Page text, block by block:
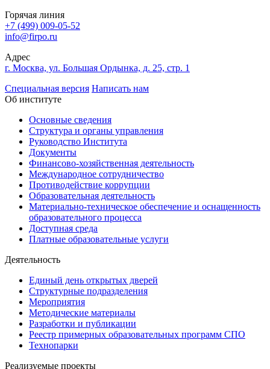
Горячая линия
+7 (499) 009-05-52
info@firpo.ru
Адрес
г. Москва, ул. Большая Ордынка, д. 25, стр. 1
Специальная версия Написать нам
Об институте
Основные сведения
Структура и органы управления
Руководство Института
Документы
Финансово-хозяйственная деятельность
Международное сотрудничество
Противодействие коррупции
Образовательная деятельность
Материально-техническое обеспечение и оснащенность
образовательного процесса
Доступная среда
Платные образовательные услуги
Деятельность
Единый день открытых дверей
Структурные подразделения
Мероприятия
Методические материалы
Разработки и публикации
Реестр примерных образовательных программ СПО
Технопарки
Реализуемые проекты